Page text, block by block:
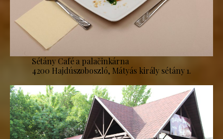
Sétány Café a palačinkárna
4200 Hajdúszoboszló, Mátyás király sétány 1.